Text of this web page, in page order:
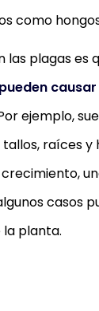
como
las plagas es
ejemplo,
raíces y
casos
planta.